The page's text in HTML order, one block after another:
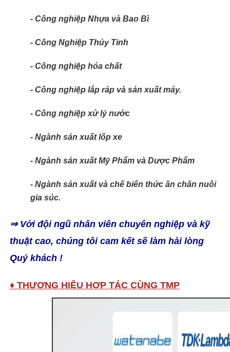
- Công nghiệp Nhựa và Bao Bì
- Công Nghiệp Thủy Tinh
- Công nghiệp hóa chất
- Công nghiệp lắp ráp và sản xuất máy.
- Công nghiệp xử lý nước
- Ngành sản xuất lốp xe
- Ngành sản xuất Mỹ Phẩm và Dược Phẩm
- Ngành sản xuất và chế biến thức ăn chăn nuôi
gia súc.
⇒ Với đội ngũ nhân viên chuyên nghiệp và kỹ
thuật cao, chúng tôi cam kết sẽ làm hài lòng
Quý khách !
♦ THƯƠNG HIỆU HỢP TÁC CÙNG TMP